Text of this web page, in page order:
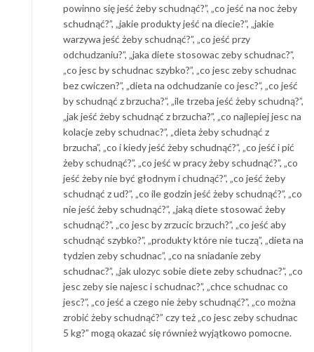
powinno się jeść żeby schudnąć?”, „co jeść na noc żeby
schudnąć?”, „jakie produkty jeść na diecie?”, „jakie
warzywa jeść żeby schudnąć?”, „co jeść przy
odchudzaniu?”, „jaka diete stosowac zeby schudnac?”,
„co jesc by schudnac szybko?”, „co jesc zeby schudnac
bez cwiczen?”, „dieta na odchudzanie co jesc?”, „co jeść
by schudnąć z brzucha?”, „ile trzeba jeść żeby schudną?”,
„jak jeść żeby schudnąć z brzucha?”, „co najlepiej jesc na
kolacje zeby schudnac?”, „dieta żeby schudnąć z
brzucha”, „co i kiedy jeść żeby schudnąć?”, „co jeść i pić
żeby schudnąć?”, „co jeść w pracy żeby schudnąć?”, „co
jeść żeby nie być głodnym i chudnąć?”, „co jeść żeby
schudnąć z ud?”, „co ile godzin jeść żeby schudnąć?”, „co
nie jeść żeby schudnąć?”, „jaką diete stosować żeby
schudnąć?”, „co jesc by zrzucic brzuch?”, „co jeść aby
schudnąć szybko?”, „produkty które nie tuczą”, „dieta na
tydzien zeby schudnac”, „co na sniadanie zeby
schudnac?”, „jak ulozyc sobie diete zeby schudnac?”, „co
jesc zeby sie najesc i schudnac?”, „chce schudnac co
jesc?”, „co jeść a czego nie żeby schudnąć?”, „co można
zrobić żeby schudnąć?” czy też „co jesc zeby schudnac
5 kg?” mogą okazać się również wyjątkowo pomocne.